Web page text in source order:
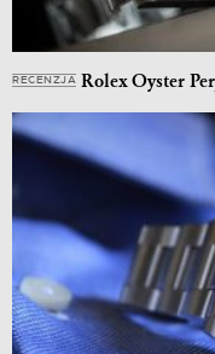
RECENZJA Rolex Oyster